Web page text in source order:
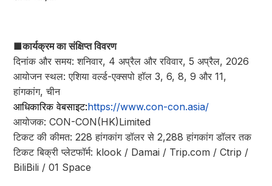
■कार्यक्रम का संक्षिप्त विवरण
दिनांक और समय: शनिवार, 4 अप्रैल और रविवार, 5 अप्रैल, 2026
आयोजन स्थल: एशिया वर्ल्ड-एक्सपो हॉल 3, 6, 8, 9 और 11,
हांगकांग, चीन
आधिकारिक वेबसाइट:https://www.con-con.asia/
आयोजक: CON-CON(HK)Limited
टिकट की कीमत: 228 हांगकांग डॉलर से 2,288 हांगकांग डॉलर तक
टिकट बिक्री प्लेटफॉर्म: klook / Damai / Trip.com / Ctrip /
BiliBili / 01 Space